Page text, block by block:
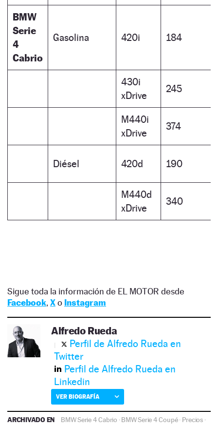
BMW
Serie
4
Cabrio
Gasolina 420i 184
430i
xDrive
245
M440i
xDrive
374
Diésel 420d 190
M440d
xDrive
340
Sigue toda la información de EL MOTOR desde
Facebook, Xo Instagram
Alfredo Rueda
Perfil de Alfredo Rueda en
Twitter
Perfil de Alfredo Rueda en
Linkedin
VER BIOGRAFÍA
ARCHIVADO EN BMW Serie 4 Cabrio ·BMW Serie 4 Coupé· Precios ·